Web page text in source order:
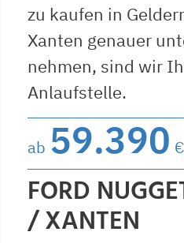
zu kaufen in
Xanten genauer
nehmen, sind wir
Anlaufstelle.
ab 59.390
FORD
/ XANTEN